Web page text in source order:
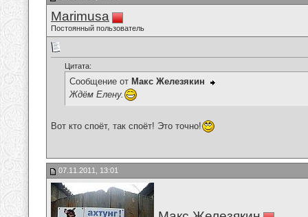
Marimusa
Постоянный пользователь
Цитата:
Сообщение от Макс Железякин
Ждём Елену.
Вот кто споёт, так споёт! Это точно!
07.11.2011, 13:01